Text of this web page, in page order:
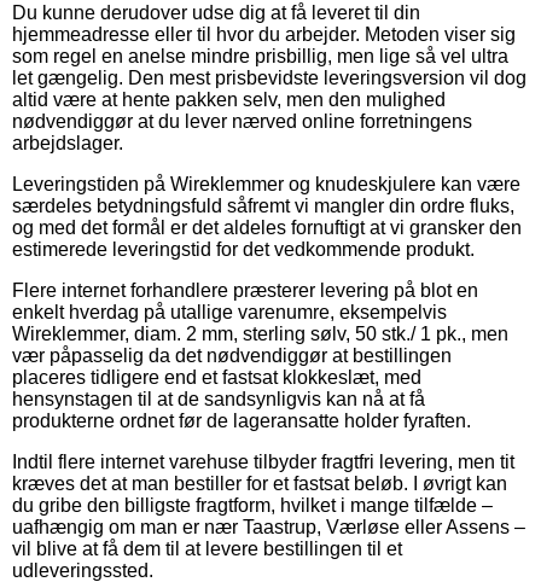
Du kunne derudover udse dig at få leveret til din
hjemmeadresse eller til hvor du arbejder. Metoden viser sig
som regel en anelse mindre prisbillig, men lige så vel ultra
let gængelig. Den mest prisbevidste leveringsversion vil dog
altid være at hente pakken selv, men den mulighed
nødvendiggør at du lever nærved online forretningens
arbejdslager.
Leveringstiden på Wireklemmer og knudeskjulere kan være
særdeles betydningsfuld såfremt vi mangler din ordre fluks,
og med det formål er det aldeles fornuftigt at vi gransker den
estimerede leveringstid for det vedkommende produkt.
Flere internet forhandlere præsterer levering på blot en
enkelt hverdag på utallige varenumre, eksempelvis
Wireklemmer, diam. 2 mm, sterling sølv, 50 stk./ 1 pk., men
vær påpasselig da det nødvendiggør at bestillingen
placeres tidligere end et fastsat klokkeslæt, med
hensynstagen til at de sandsynligvis kan nå at få
produkterne ordnet før de lageransatte holder fyraften.
Indtil flere internet varehuse tilbyder fragtfri levering, men tit
kræves det at man bestiller for et fastsat beløb. I øvrigt kan
du gribe den billigste fragtform, hvilket i mange tilfælde –
uafhængig om man er nær Taastrup, Værløse eller Assens –
vil blive at få dem til at levere bestillingen til et
udleveringssted.